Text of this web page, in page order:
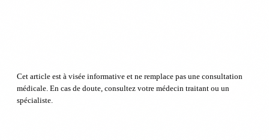
Cet article est à visée informative et ne remplace pas une consultation
médicale. En cas de doute, consultez votre médecin traitant ou un
spécialiste.